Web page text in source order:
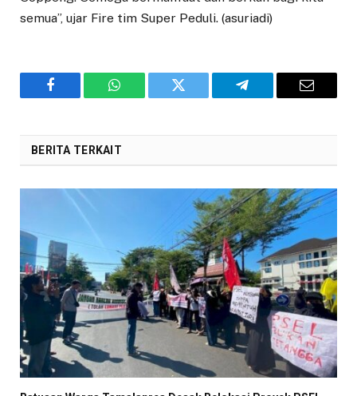
semua”, ujar Fire tim Super Peduli. (asuriadi)
Facebook WhatsAppTwitter Telegram Email
BERITA TERKAIT